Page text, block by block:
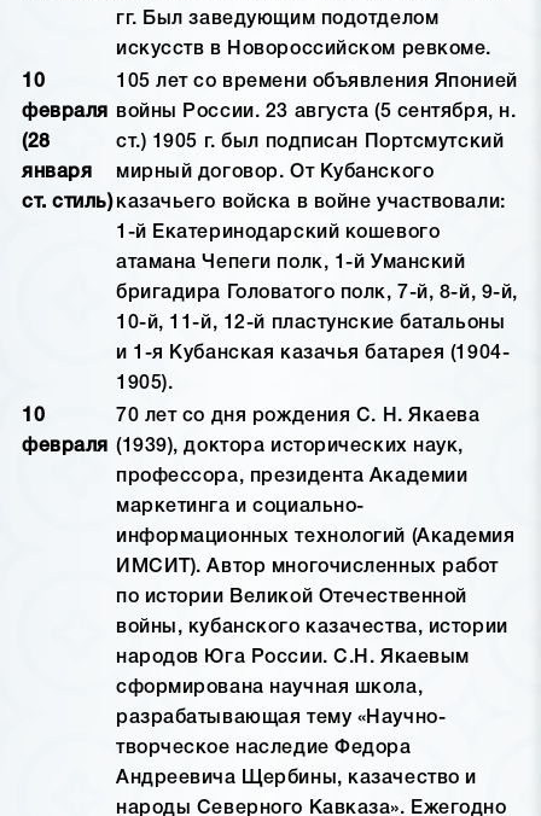
гг. Был заведующим подотделом
искусств в Новороссийском ревкоме.
10
февраля
(28
января
ст. стиль)
105 лет со времени объявления Японией
войны России. 23 августа (5 сентября, н.
ст.) 1905 г. был подписан Портсмутский
мирный договор. От Кубанского
казачьего войска в войне участвовали:
1-й Екатеринодарский кошевого
атамана Чепеги полк, 1-й Уманский
бригадира Головатого полк, 7-й, 8-й, 9-й,
10-й, 11-й, 12-й пластунские батальоны
и 1-я Кубанская казачья батарея (1904-
1905).
10
февраля
70 лет со дня рождения С. Н. Якаева
(1939), доктора исторических наук,
профессора, президента Академии
маркетинга и социально-
информационных технологий (Академия
ИМСИТ). Автор многочисленных работ
по истории Великой Отечественной
войны, кубанского казачества, истории
народов Юга России. С.Н. Якаевым
сформирована научная школа,
разрабатывающая тему «Научно-
творческое наследие Федора
Андреевича Щербины, казачество и
народы Северного Кавказа». Ежегодно